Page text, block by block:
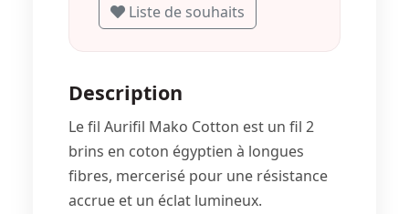
Liste de souhaits
Description
Le fil Aurifil Mako Cotton est un fil 2
brins en coton égyptien à longues
fibres, mercerisé pour une résistance
accrue et un éclat lumineux.